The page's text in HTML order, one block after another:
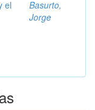
el
Basurto,
Jorge